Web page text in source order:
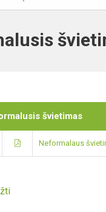
švietimas
Neformalaus